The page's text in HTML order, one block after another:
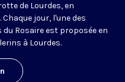
de Lourdes, en
jour, l'une des
Rosaire est proposée en
à Lourdes.